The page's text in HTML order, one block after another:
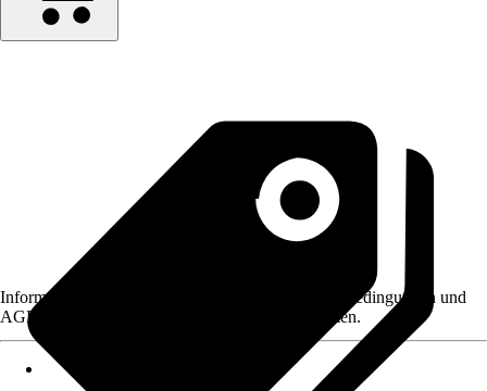
Informationen des Verkäufers, wie z. B. Rückgabebedingungen und
AGB, finden Sie bei Klick auf den Verkäufernamen.